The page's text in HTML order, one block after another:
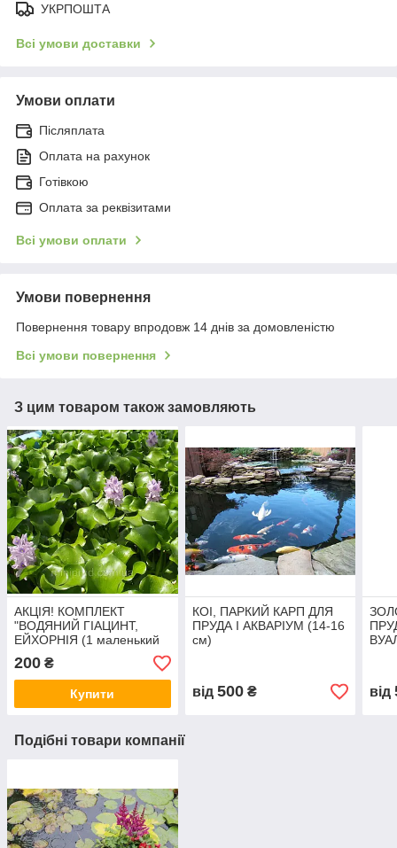
УКРПОШТА
Всі умови доставки
Умови оплати
Післяплата
Оплата на рахунок
Готівкою
Оплата за реквізитами
Всі умови оплати
Умови повернення
Повернення товару впродовж 14 днів за домовленістю
Всі умови повернення
З цим товаром також замовляють
АКЦІЯ! КОМПЛЕКТ
"ВОДЯНИЙ ГІАЦИНТ,
ЕЙХОРНІЯ (1 маленький
кущ) + ПІСТІЯ (1
дорослий кущ)"
200 ₴
Купити
КОІ, ПАРКИЙ КАРП ДЛЯ
ПРУДА І АКВАРІУМ (14-16
см)
від 500₴ від
Подібні товари компанії